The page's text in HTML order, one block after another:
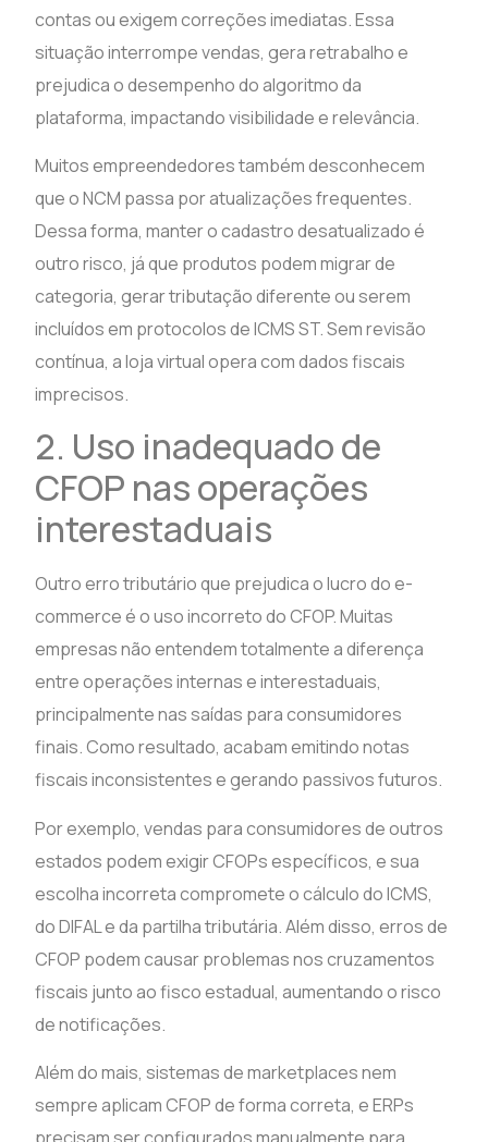
contas ou exigem correções imediatas. Essa
situação interrompe vendas, gera retrabalho e
prejudica o desempenho do algoritmo da
plataforma, impactando visibilidade e relevância.
Muitos empreendedores também desconhecem
que o NCM passa por atualizações frequentes.
Dessa forma, manter o cadastro desatualizado é
outro risco, já que produtos podem migrar de
categoria, gerar tributação diferente ou serem
incluídos em protocolos de ICMS ST. Sem revisão
contínua, a loja virtual opera com dados fiscais
imprecisos.
2. Uso inadequado de
CFOP nas operações
interestaduais
Outro erro tributário que prejudica o lucro do e-
commerce é o uso incorreto do CFOP. Muitas
empresas não entendem totalmente a diferença
entre operações internas e interestaduais,
principalmente nas saídas para consumidores
finais. Como resultado, acabam emitindo notas
fiscais inconsistentes e gerando passivos futuros.
Por exemplo, vendas para consumidores de outros
estados podem exigir CFOPs específicos, e sua
escolha incorreta compromete o cálculo do ICMS,
do DIFAL e da partilha tributária. Além disso, erros de
CFOP podem causar problemas nos cruzamentos
fiscais junto ao fisco estadual, aumentando o risco
de notificações.
Além do mais, sistemas de marketplaces nem
sempre aplicam CFOP de forma correta, e ERPs